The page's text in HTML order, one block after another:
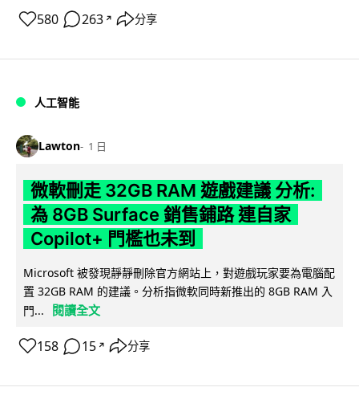
580 263 ↗ 分享
人工智能
Lawton 1 日
微軟刪走 32GB RAM 遊戲建議 分析:
為 8GB Surface 銷售鋪路 連自家
Copilot+ 門檻也未到
Microsoft 被發現靜靜刪除官方網站上，對遊戲玩家要為電腦配
置 32GB RAM 的建議。分析指微軟同時新推出的 8GB RAM 入
門...
閱讀全文
158 15 ↗ 分享